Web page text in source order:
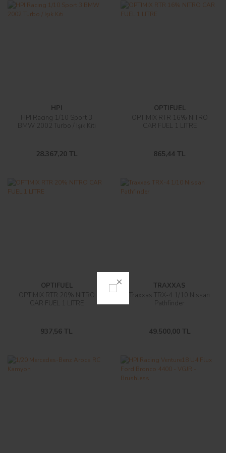
HPI
HPI Racing 1/10 Sport 3
BMW 2002 Turbo / Işık Kiti
28.367,20 TL
OPTIFUEL
OPTIMIX RTR 16% NITRO
CAR FUEL 1 LITRE
865,44 TL
OPTIFUEL
OPTIMIX RTR 20% NITRO
CAR FUEL 1 LITRE
937,56 TL
TRAXXAS
Traxxas TRX-4 1/10 Nissan
Pathfinder
49.500,00 TL